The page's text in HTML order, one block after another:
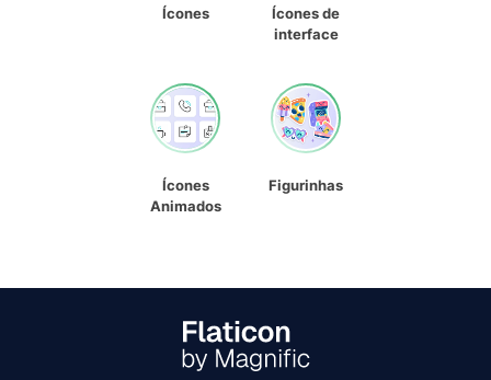
Ícones
Ícones de
interface
Ícones
Animados
Figurinhas